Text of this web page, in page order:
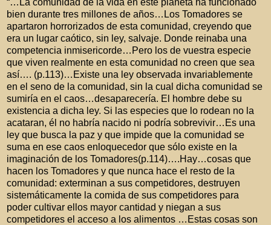
bien durante tres millones de años…Los Tomadores se
apartaron horrorizados de esta comunidad, creyendo que
era un lugar caótico, sin ley, salvaje. Donde reinaba una
competencia inmisericorde…Pero los de vuestra especie
que viven realmente en esta comunidad no creen que sea
así…. (p.113)…Existe una ley observada invariablemente
en el seno de la comunidad, sin la cual dicha comunidad se
sumiría en el caos…desaparecería. El hombre debe su
existencia a dicha ley. Si las especies que lo rodean no la
acataran, él no habría nacido ni podría sobrevivir…Es una
ley que busca la paz y que impide que la comunidad se
suma en ese caos enloquecedor que sólo existe en la
imaginación de los Tomadores(p.114)….Hay…cosas que
hacen los Tomadores y que nunca hace el resto de la
comunidad: exterminan a sus competidores, destruyen
sistemáticamente la comida de sus competidores para
poder cultivar ellos mayor cantidad y niegan a sus
competidores el acceso a los alimentos …Estas cosas son